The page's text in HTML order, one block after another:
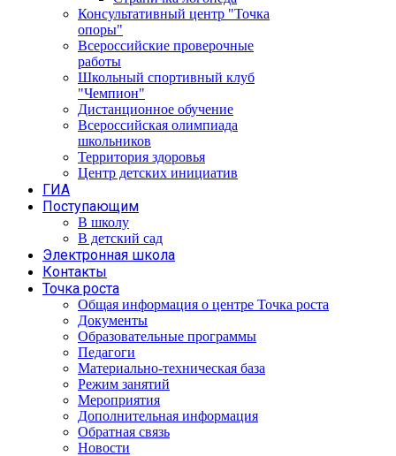
Консультативный центр "Точка
опоры"
Всероссийские проверочные
работы
Школьный спортивный клуб
"Чемпион"
Дистанционное обучение
Всероссийская олимпиада
школьников
Территория здоровья
Центр детских инициатив
ГИА
Поступающим
В школу
В детский сад
Электронная школа
Контакты
Точка роста
Общая информация о центре Точка роста
Документы
Образовательные программы
Педагоги
Материально-техническая база
Режим занятий
Мероприятия
Дополнительная информация
Обратная связь
Новости